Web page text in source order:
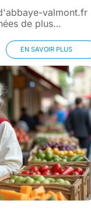
valmont.fr
de plus…
EN SAVOIR PLUS